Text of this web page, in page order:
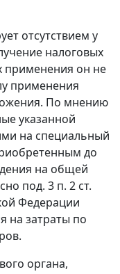
отсутствием у
налоговых
применения он не
применения
По мнению
указанной
на специальный
до
на общей
под. 3 п. 2 ст.
Федерации
на затраты по
органа,